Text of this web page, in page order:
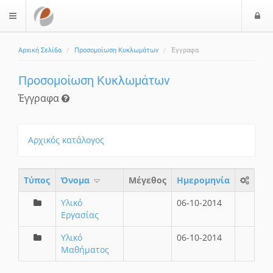
$langMenu
Αρχική Σελίδα Προσομοίωση Κυκλωμάτων Έγγραφα
Προσομοίωση Κυκλωμάτων
Έγγραφα
Αρχικός κατάλογος
Τύπος Όνομα Μέγεθος
Ημερομηνία
Υλικό
Εργασίας
06-10-2014
Υλικό
Μαθήματος
06-10-2014